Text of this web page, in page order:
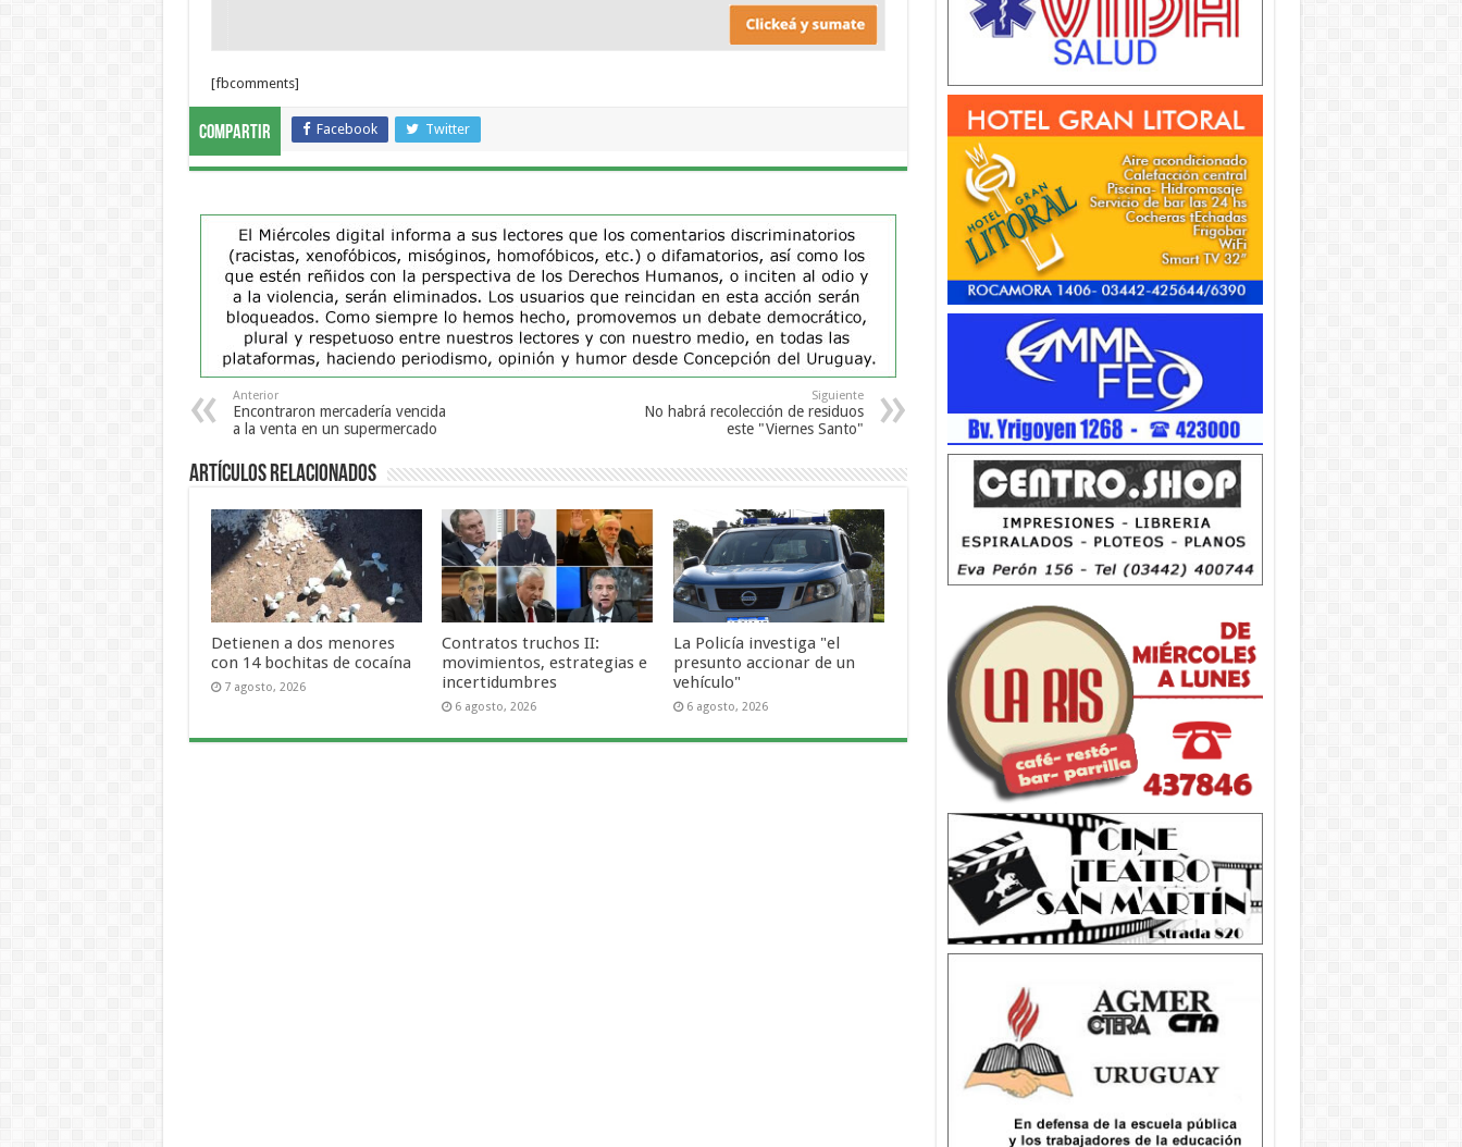
[fbcomments]
Compartir Facebook Twitter
Anterior
Encontraron mercadería vencida
a la venta en un supermercado
Siguiente
No habrá recolección de residuos
este "Viernes Santo"
Artículos Relacionados
Detienen a dos menores
con 14 bochitas de cocaína
7 agosto, 2026
Contratos truchos II:
movimientos, estrategias e
incertidumbres
6 agosto, 2026
La Policía investiga "el
presunto accionar de un
vehículo"
6 agosto, 2026